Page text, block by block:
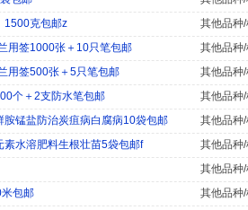
1500克包邮z
其他品种
用签1000张＋10只笔包邮
其他品种
用签500张＋5只笔包邮
其他品种
个＋2支防水笔包邮
其他品种
胺锰盐防治炭疽病白腐病10袋包邮
其他品种
素水溶肥料生根壮苗5袋包邮f
其他品种
其他品种
包邮
其他品种